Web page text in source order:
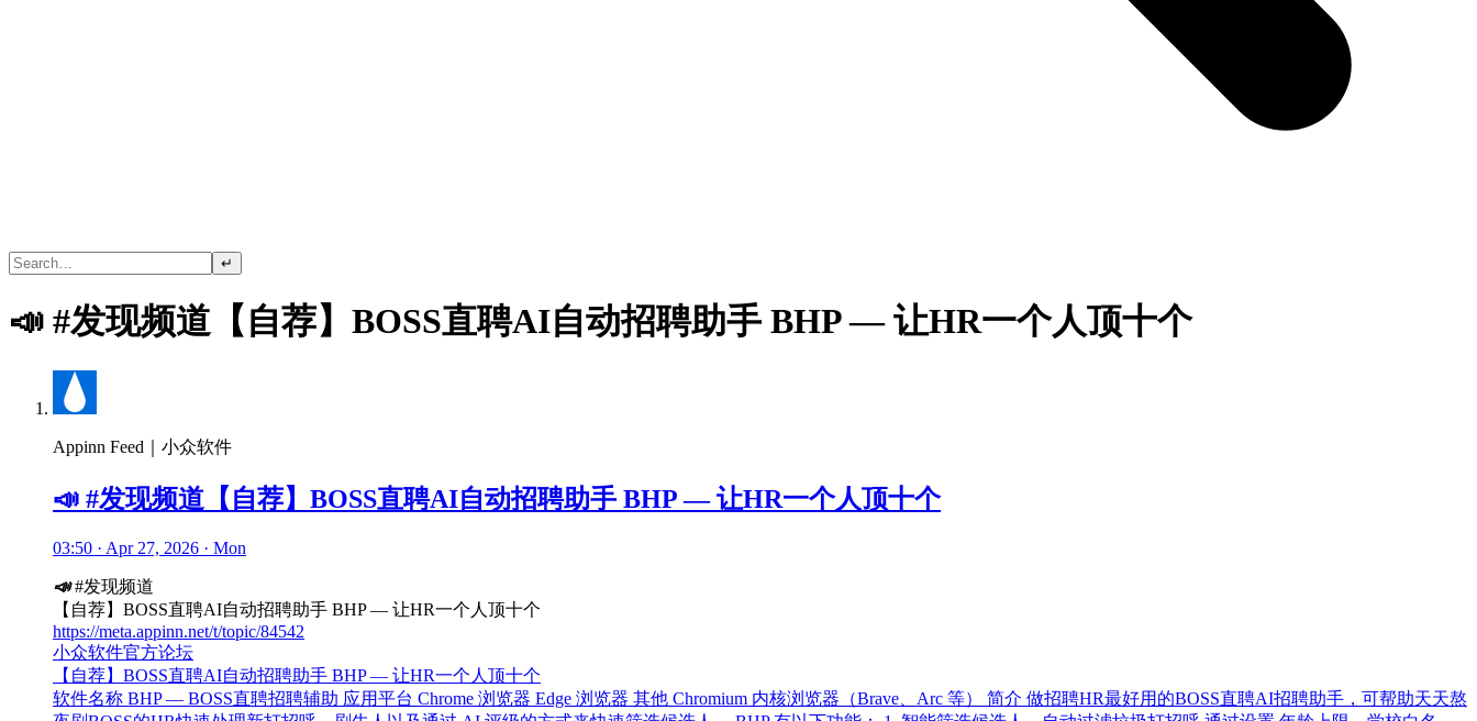
↵
📣 #发现频道【自荐】BOSS直聘AI自动招聘助手 BHP — 让HR一个人顶十个
Appinn Feed｜小众软件
📣 #发现频道【自荐】BOSS直聘AI自动招聘助手 BHP — 让HR一个人顶十个
03:50 · Apr 27, 2026 · Mon
📣#发现频道
【自荐】BOSS直聘AI自动招聘助手 BHP — 让HR一个人顶十个
https://meta.appinn.net/t/topic/84542
小众软件官方论坛
【自荐】BOSS直聘AI自动招聘助手 BHP — 让HR一个人顶十个
软件名称 BHP — BOSS直聘招聘辅助 应用平台 Chrome 浏览器 Edge 浏览器 其他 Chromium 内核浏览器（Brave、Arc 等） 简介 做招聘HR最好用的BOSS直聘AI招聘助手，可帮助天天熬